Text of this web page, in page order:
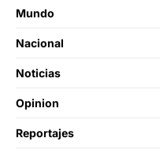
Mundo
Nacional
Noticias
Opinion
Reportajes